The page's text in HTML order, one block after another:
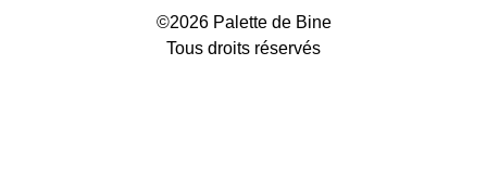
©2026 Palette de Bine
Tous droits réservés